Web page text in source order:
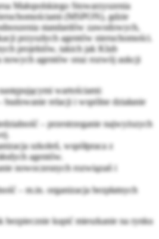
Małopolskiego Stowarzyszenia
(MSPON), gdzie
standardów zawodowych,
przyszłych agentów nieruchomości.
projektów, takich jak Klub
nowych agentów oraz rozwój aukcji
wartościami:
budowanie relacji i wspólne działanie
– przestrzeganie najwyższych
szkoleń, współpraca z
agentów.
nowoczesnych rozwiązań i
– m.in. organizacja bezpłatnych
bezpiecznie kupić mieszkanie na rynku